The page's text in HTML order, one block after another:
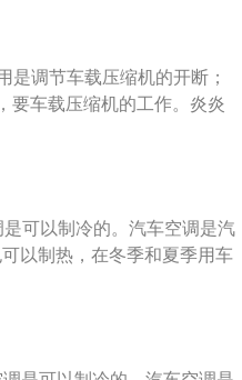
车内的热气排出，等待几分
即可。汽车上的A/C的注意事
不是冷气。要想夏天车内温
气对流原理，热气是向上
利用热气上升冷气下降的规
是调节车载压缩机的开断；
要车载压缩机的工作。炎炎
，吹出冷空气。冬季使用空
全关掉，对空调暖风没有任
热的热源并不是空调自身获
产生的热量，再由鼓风机吹
键。
可以制冷的。汽车空调是汽
以制热，在冬季和夏季用车
时压缩机离合器会结合，此
这样制冷剂可以冷却蒸发
汽车空调就可以吹出冷风